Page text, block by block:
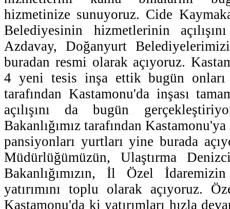
hizmetinize sunuyoruz. Cide
Belediyesinin hizmetlerinin
Azdavay, Doğanyurt
buradan resmi olarak açıyoruz.
4 yeni tesis inşa ettik bugün
tarafından Kastamonu'da inşası
açılışını da bugün
Bakanlığımız tarafından
pansiyonları yurtları yine burada
Müdürlüğümüzün, Ulaştırma
Bakanlığımızın, İl Özel
yatırımını toplu olarak açıyoruz.
Kastamonu'da ki yatırımları hızla